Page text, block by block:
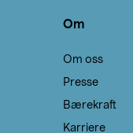
Om
Om oss
Presse
Bærekraft
Karriere